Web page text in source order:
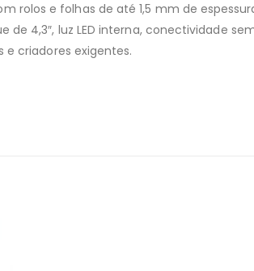
e folhas de até 1,5 mm de
4,3″, luz LED interna, conectividade
criadores exigentes.